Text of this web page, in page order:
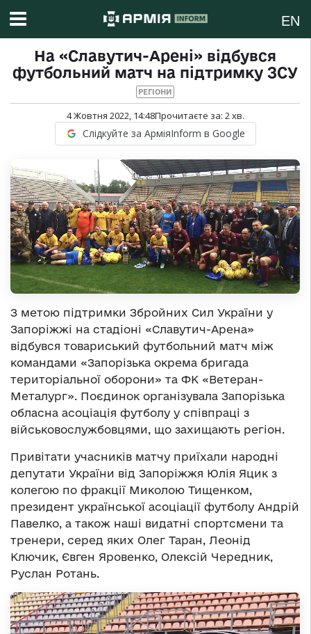
EN
На «Славутич-Арені» відбувся
футбольний матч на підтримку ЗСУ
РЕГІОНИ
4 Жовтня 2022, 14:48Прочитаєте за: 2хв.
Слідкуйте за АрміяInform в Google
З метою підтримки Збройних Сил України у
Запоріжжі на стадіоні «Славутич-Арена»
відбувся товариський футбольний матч між
командами «Запорізька окрема бригада
територіальної оборони» та ФК «Ветеран-
Металург». Поєдинок організувала Запорізька
обласна асоціація футболу у співпраці з
військовослужбовцями, що захищають регіон.
Привітати учасників матчу приїхали народні
депутати України від Запоріжжя Юлія Яцик з
колегою по фракції Миколою Тищенком,
президент української асоціації футболу Андрій
Павелко, а також наші видатні спортсмени та
тренери, серед яких Олег Таран, Леонід
Ключик, Євген Яровенко, Олексій Чередник,
Руслан Ротань.